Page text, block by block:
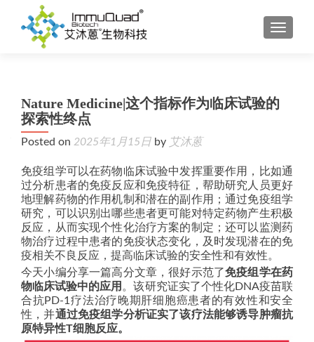
Nature Medicine|这个指标作为临床试验的
探索性终点
Posted on 2025年1月15日 by 艾沐蒽
免疫组学可以在药物临床试验中发挥重要作用，比如通
过分析患者的免疫反应和免疫特征，帮助研究人员更好
地理解药物的作用机制和潜在的副作用；通过免疫组学
研究，可以识别出哪些患者更可能对特定药物产生积极
反应，从而实现个性化治疗方案的制定；还可以监测药
物治疗过程中患者的免疫状态变化，及时发现潜在的免
疫相关不良反应，提高临床试验的安全性和有效性。
今天小编分享一篇高分文章，很好示范了免疫组学在药
物临床试验中的应用 。该研究证实了个性化DNA疫苗联
合抗PD-1疗法治疗晚期肝细胞癌患者的有效性和安全
性，并通过免疫组学分析证实了该疗法能够诱导肿瘤抗
原特异性T细胞反应。